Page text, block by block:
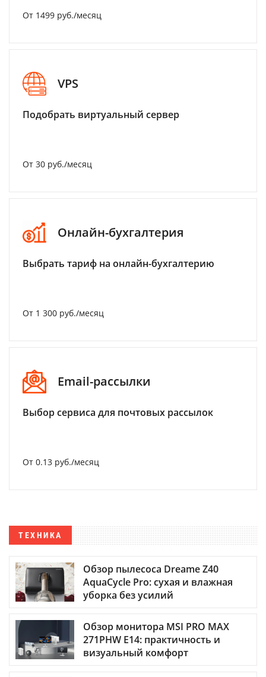
От 1499 руб./месяц
VPS
Подобрать виртуальный сервер
От 30 руб./месяц
Онлайн-бухгалтерия
Выбрать тариф на онлайн-бухгалтерию
От 1 300 руб./месяц
Email-рассылки
Выбор сервиса для почтовых рассылок
От 0.13 руб./месяц
ТЕХНИКА
Обзор пылесоса Dreame Z40
AquaCycle Pro: сухая и влажная
уборка без усилий
Обзор монитора MSI PRO MAX
271PHW E14: практичность и
визуальный комфорт